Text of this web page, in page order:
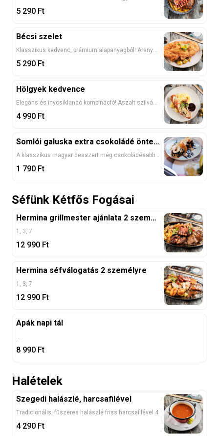
5 290 Ft
Bécsi szelet
5 290 Ft
Hölgyek kedvence
4 990 Ft
Somlói galuska extra csokoládé öntettel
1 790 Ft
Séfünk Kétfős Fogásai
Hermina grillmester ajánlata 2 személyre
1, 3, 7
12 990 Ft
Hermina séfválogatás 2 személyre
1, 3, 7
12 990 Ft
Apák napi tál
8 990 Ft
Halételek
Szegedi halászlé, harcsafilével
Tradicionális, fűszeres halászlé friss harcsafilével 4
4 290 Ft